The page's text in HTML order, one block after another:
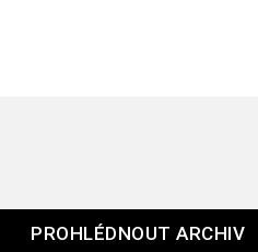
PROHLÉDNOUT ARCHIV